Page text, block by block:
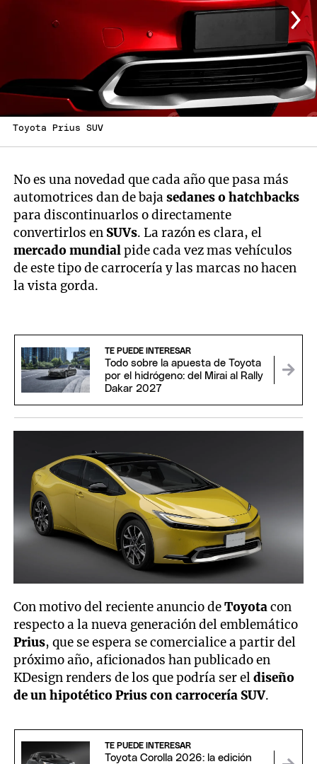
Toyota Prius SUV
No es una novedad que cada año que pasa más
automotrices dan de bajasedanes o hatchbacks
para discontinuarlos o directamente
convertirlos en SUVs. La razón es clara, el
mercado mundialpide cada vez mas vehículos
de este tipo de carrocería y las marcas no hacen
la vista gorda.
TE PUEDE INTERESAR
Todo sobre la apuesta de Toyota
por el hidrógeno: del Mirai al Rally
Dakar 2027
Con motivo del reciente anuncio deToyotacon
respecto a la nueva generación del emblemático
Prius, que se espera se comercialice a partir del
próximo año, aficionados han publicado en
KDesign renders de los que podría ser eldiseño
de un hipotético Prius con carrocería SUV.
TE PUEDE INTERESAR
Toyota Corolla 2026: la edición